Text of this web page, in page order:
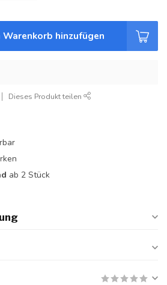
Warenkorb hinzufügen
Dieses Produkt teilen
ab 2 Stück